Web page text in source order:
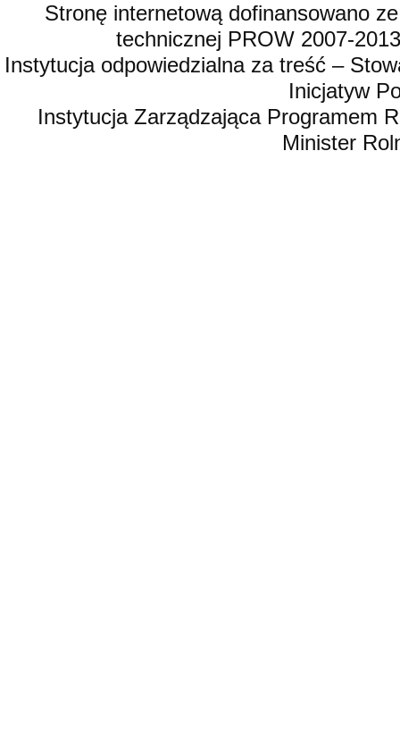
Stronę internetową dofinansowano
technicznej PROW 2007-
Instytucja odpowiedzialna za treść –
Inicjatyw
Instytucja Zarządzająca Programem
Minister